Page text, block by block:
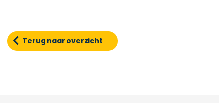
Terug naar overzicht